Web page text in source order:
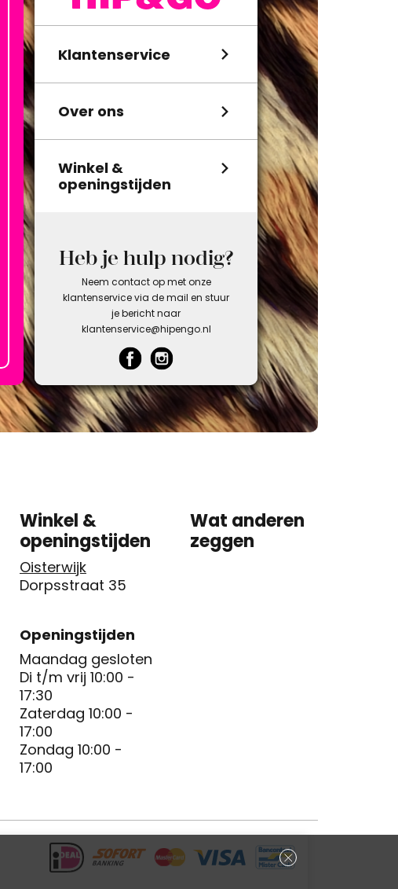
Klantenservice
Over ons
Winkel &
openingstijden
Heb je hulp nodig?
Neem contact op met onze
klantenservice via de mail en stuur
je bericht naar
klantenservice@hipengo.nl
Winkel &
openingstijden
Oisterwijk
Dorpsstraat 35
Openingstijden
Maandag gesloten
Di t/m vrij 10:00 -
17:30
Zaterdag 10:00 -
17:00
Zondag 10:00 -
17:00
Wat anderen
zeggen